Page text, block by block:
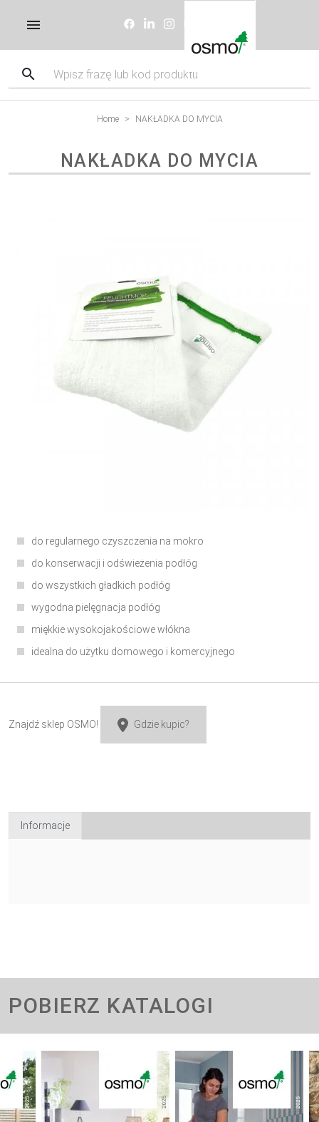
Home NAKŁADKA DO MYCIA
NAKŁADKA DO MYCIA
do regularnego czyszczenia na mokro
do konserwacji i odświeżenia podłóg
do wszystkich gładkich podłóg
wygodna pielęgnacja podłóg
miękkie wysokojakościowe włókna
idealna do użytku domowego i komercyjnego
Znajdź sklep OSMO! Gdzie kupic?
Informacje
POBIERZ KATALOGI